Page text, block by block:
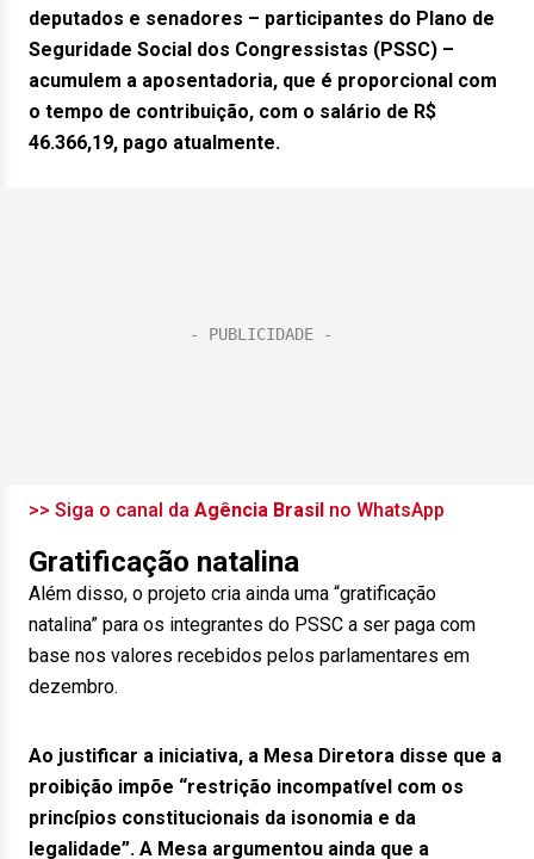
deputados e senadores – participantes do Plano de
Seguridade Social dos Congressistas (PSSC) –
acumulem a aposentadoria, que é proporcional com
o tempo de contribuição, com o salário de R$
46.366,19, pago atualmente.
>> Siga o canal da Agência Brasil no WhatsApp
Gratificação natalina
Além disso, o projeto cria ainda uma “gratificação
natalina” para os integrantes do PSSC a ser paga com
base nos valores recebidos pelos parlamentares em
dezembro.
Ao justificar a iniciativa, a Mesa Diretora disse que a
proibição impõe “restrição incompatível com os
princípios constitucionais da isonomia e da
legalidade”. A Mesa argumentou ainda que a